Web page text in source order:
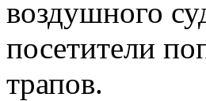
воздушного
посетители
трапов.